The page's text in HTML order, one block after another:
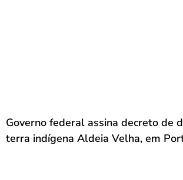
Governo federal assina decreto de
terra indígena Aldeia Velha, em